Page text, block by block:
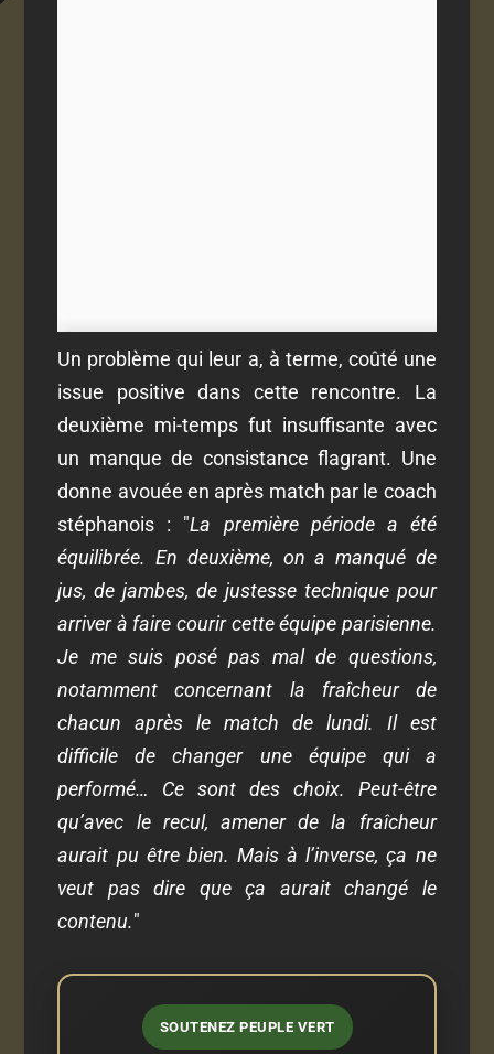
Un problème qui leur a, à terme, coûté une
issue positive dans cette rencontre. La
deuxième mi-temps fut insuffisante avec
un manque de consistance flagrant. Une
donne avouée en après match par le coach
stéphanois : "La première période a été
équilibrée. En deuxième, on a manqué de
jus, de jambes, de justesse technique pour
arriver à faire courir cette équipe parisienne.
Je me suis posé pas mal de questions,
notamment concernant la fraîcheur de
chacun après le match de lundi. Il est
difficile de changer une équipe qui a
performé… Ce sont des choix. Peut-être
qu’avec le recul, amener de la fraîcheur
aurait pu être bien. Mais à l’inverse, ça ne
veut pas dire que ça aurait changé le
contenu."
SOUTENEZ PEUPLE VERT